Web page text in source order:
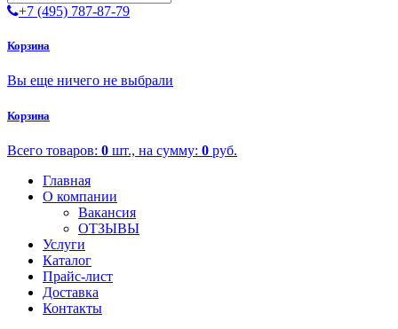
+7 (495) 787-87-79
Корзина
Вы еще ничего не выбрали
Корзина
Всего товаров: 0 шт., на сумму: 0 руб.
Главная
О компании
Вакансия
ОТЗЫВЫ
Услуги
Каталог
Прайс-лист
Доставка
Контакты